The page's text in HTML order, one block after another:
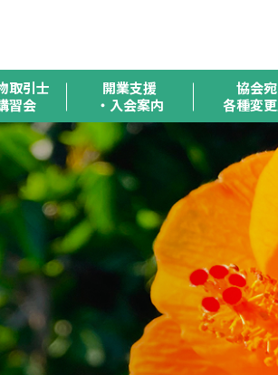
取引士
習会
開業支援
・入会案内
協会宛
各種変